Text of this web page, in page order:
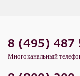
8 (495) 487
Многоканальный